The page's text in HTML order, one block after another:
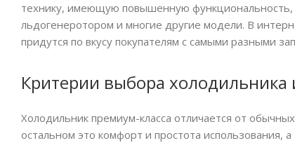
технику, имеющую повышенную функциональность,
льдогенеротором и многие другие модели. В
придутся по вкусу покупателям с самыми разными
Критерии выбора холодильника
Холодильник премиум-класса отличается от
остальном это комфорт и простота